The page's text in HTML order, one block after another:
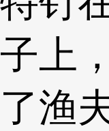
子上
了渔